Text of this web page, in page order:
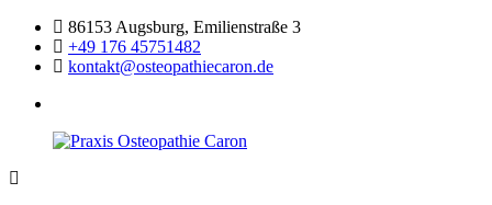
Zum
Inhalt
springen
86153 Augsburg, Emilienstraße 3
+49 176 45751482
kontakt@osteopathiecaron.de